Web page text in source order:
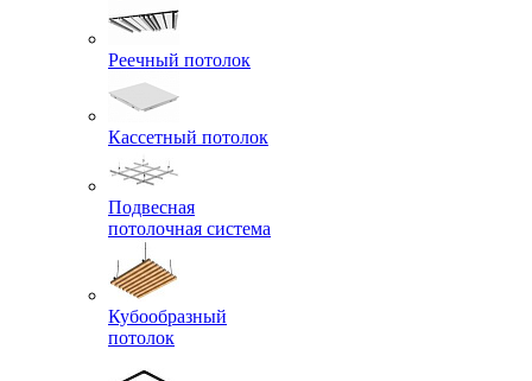
Реечный потолок
Кассетный потолок
Подвесная
потолочная система
Кубообразный
потолок